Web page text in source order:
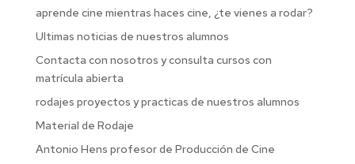
aprende cine mientras haces cine, ¿te vienes a rodar?
Ultimas noticias de nuestros alumnos
Contacta con nosotros y consulta cursos con
matrícula abierta
rodajes proyectos y practicas de nuestros alumnos
Material de Rodaje
Antonio Hens profesor de Producción de Cine